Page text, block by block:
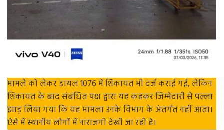
मामले को लेकर डायल 1076 में शिकायत भी दर्ज कराई गई, लेकिन
शिकायत के बाद संबंधित पक्ष द्वारा यह कहकर जिम्मेदारी से पल्ला
झाड़ लिया गया कि यह मामला उनके विभाग के अंतर्गत नहीं आता।
ऐसे में स्थानीय लोगों में नाराजगी देखी जा रही है।